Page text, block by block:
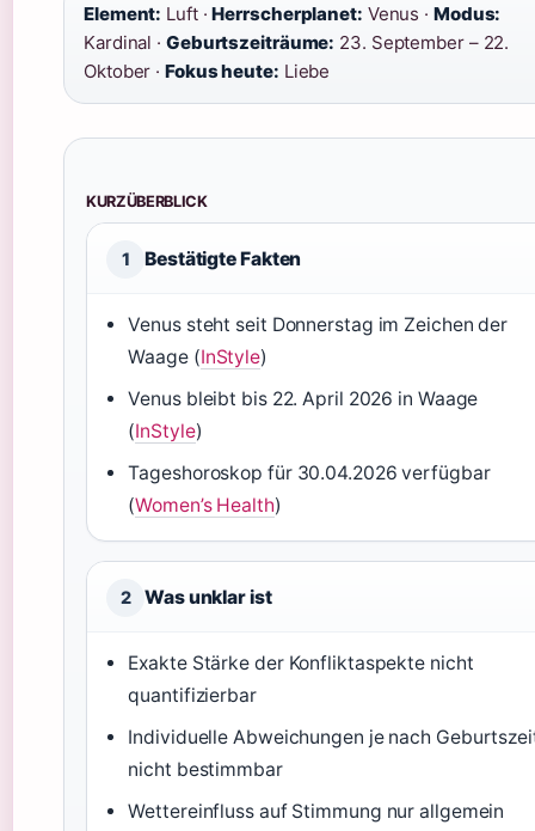
Element: Luft ·Herrscherplanet: Venus · Modus:
Kardinal · Geburtszeiträume: 23. September – 22.
Oktober ·Fokus heute: Liebe
KURZÜBERBLICK
1 Bestätigte Fakten
Venus steht seit Donnerstag im Zeichen der
Waage (InStyle)
Venus bleibt bis 22. April 2026 in Waage
(InStyle)
Tageshoroskop für 30.04.2026 verfügbar
(Women’s Health)
2 Was unklar ist
Exakte Stärke der Konfliktaspekte nicht
quantifizierbar
Individuelle Abweichungen je nach
nicht bestimmbar
Wettereinfluss auf Stimmung nur allgemein